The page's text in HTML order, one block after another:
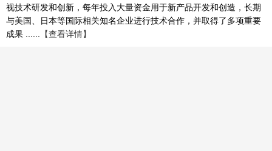
视技术研发和创新，每年投入大量资金用于新产品开发和创造，长期
与美国、日本等国际相关知名企业进行技术合作，并取得了多项重要
成果 ......
【查看详情】